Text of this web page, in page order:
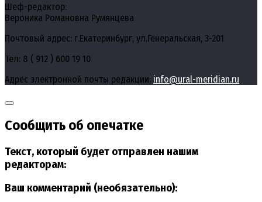
Шеф-редактор:
Вероника Романовна Румянцева
Почтовый адрес: г.Екатеринбург, ул.Генеральская, 3-201
Тел: 8 ( 912 ) 600 19 10
Адрес электронной почты редакции: info@ural-meridian.ru
Сообщить об опечатке
Текст, который будет отправлен нашим
редакторам:
Ваш комментарий (необязательно):